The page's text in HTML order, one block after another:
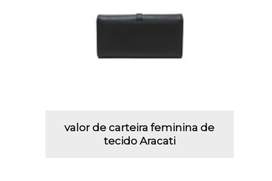
valor de carteira feminina de
tecido Aracati